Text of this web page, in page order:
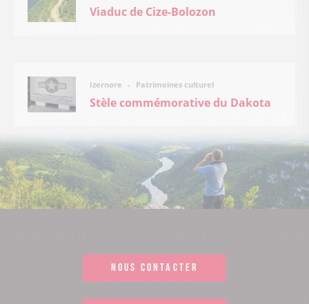
Viaduc de Cize-Bolozon
Izernore Patrimoines culturel
Stèle commémorative du Dakota
NOUS CONTACTER